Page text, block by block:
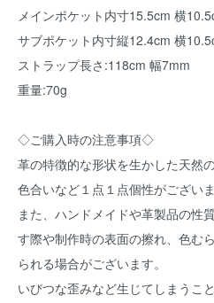
メインポケット内寸15.5cm 横
サブポケット内寸縦12.4cm 横
ストラップ長さ:118cm 幅7mm
重量:70g
◇ご購入時の注意事項◇
革の特徴的な形状を生かした天然
色合いなど１点１点個性がございま
また、ハンドメイドや革製品の性
す際や制作時の表面の擦れ、色む
られる場合がございます。
いびつな歪みなど生じてしまうこ